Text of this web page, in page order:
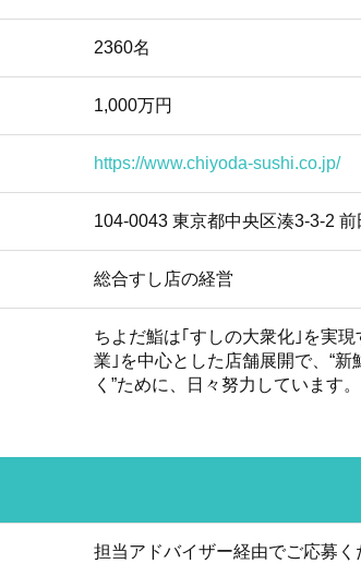
2360名
1,000万円
https://www.chiyoda-sushi.co.jp/
104-0043 東京都中央区湊3-3-2
総合すし店の経営
ちよだ鮨は｢すしの大衆化｣を実
業｣を中心とした店舗展開で、“
く”ために、日々努力しています。
担当アドバイザー経由でご応募く